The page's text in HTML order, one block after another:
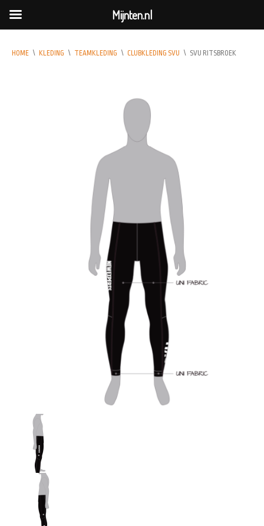
HOME \ KLEDING \ TEAMKLEDING \ CLUBKLEDING SVU \ SVU RITSBROEK
Mijnten.nl